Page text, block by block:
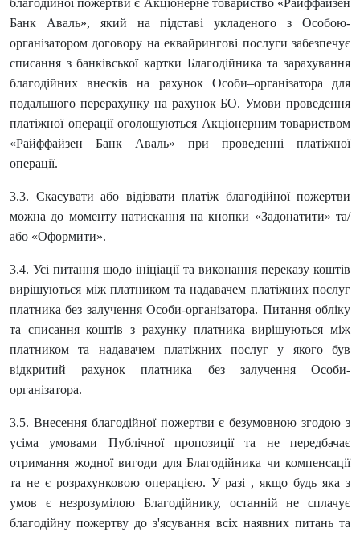
благодійної пожертви є Акціонерне товариство «Райффайзен
Банк Аваль», який на підставі укладеного з Особою-
організатором договору на еквайрингові послуги забезпечує
списання з банківської картки Благодійника та зарахування
благодійних внесків на рахунок Особи–організатора для
подальшого перерахунку на рахунок БО. Умови проведення
платіжної операції оголошуються Акціонерним товариством
«Райффайзен Банк Аваль» при проведенні платіжної
операції.
3.3. Скасувати або відізвати платіж благодійної пожертви
можна до моменту натискання на кнопки «Задонатити» та/
або «Оформити».
3.4. Усі питання щодо ініціації та виконання переказу коштів
вирішуються між платником та надавачем платіжних послуг
платника без залучення Особи-організатора. Питання обліку
та списання коштів з рахунку платника вирішуються між
платником та надавачем платіжних послуг у якого був
відкритий рахунок платника без залучення Особи-
організатора.
3.5. Внесення благодійної пожертви є безумовною згодою з
усіма умовами Публічної пропозиції та не передбачає
отримання жодної вигоди для Благодійника чи компенсації
та не є розрахунковою операцією. У разі , якщо будь яка з
умов є незрозумілою Благодійнику, останній не сплачує
благодійну пожертву до з'ясування всіх наявних питань та